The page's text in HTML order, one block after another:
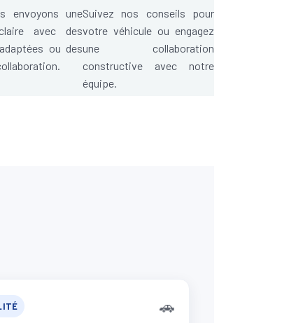
envoyons une
avec des
ou des
Suivez nos conseils pour
votre véhicule ou engagez
une collaboration
constructive avec notre
équipe.
🚗